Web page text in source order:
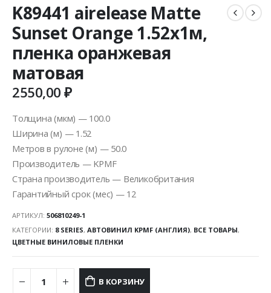
K89441 airelease Matte
Sunset Orange 1.52х1м,
пленка оранжевая
матовая
2550,00₽
Толщина (мкм) — 100.0
Ширина (м) — 1.52
Метров в рулоне (м) — 50.0
Производитель — KPMF
Страна производитель — Великобритания
Гарантийный срок (мес) — 12
АРТИКУЛ: 506810249-1
КАТЕГОРИИ: 8 SERIES, АВТОВИНИЛ KPMF (АНГЛИЯ), ВСЕ ТОВАРЫ,
ЦВЕТНЫЕ ВИНИЛОВЫЕ ПЛЕНКИ
В КОРЗИНУ